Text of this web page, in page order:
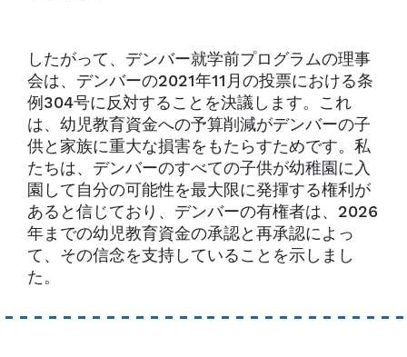
したがって、デンバー就学前プログラムの理事
会は、デンバーの2021年11月の投票における条
例304号に反対することを決議します。これ
は、幼児教育資金への予算削減がデンバーの子
供と家族に重大な損害をもたらすためです。私
たちは、デンバーのすべての子供が幼稚園に入
園して自分の可能性を最大限に発揮する権利が
あると信じており、デンバーの有権者は、2026
年までの幼児教育資金の承認と再承認によっ
て、その信念を支持していることを示しまし
た。